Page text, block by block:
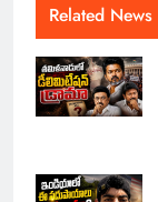
Related News